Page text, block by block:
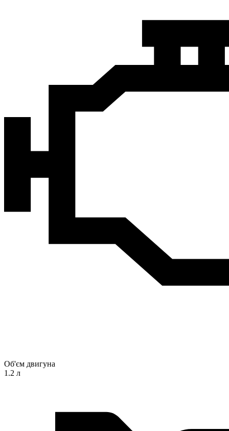
Об'єм двигуна
1.2 л